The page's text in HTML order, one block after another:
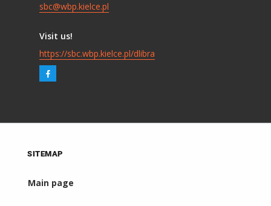
sbc@wbp.kielce.pl
Visit us!
https://sbc.wbp.kielce.pl/dlibra
SITEMAP
Main page